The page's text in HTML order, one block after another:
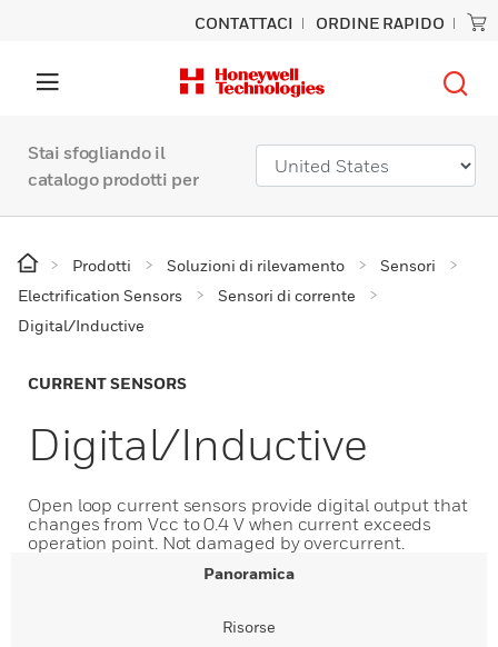
CONTATTACI ORDINE RAPIDO
Stai sfogliando il
catalogo prodotti per
Prodotti Soluzioni di rilevamento
Sensori
Electrification Sensors
Sensori di corrente
Digital/Inductive
CURRENT SENSORS
Digital/Inductive
Open loop current sensors provide digital output that
changes from Vcc to 0.4 V when current exceeds
operation point. Not damaged by overcurrent.
Panoramica
Risorse